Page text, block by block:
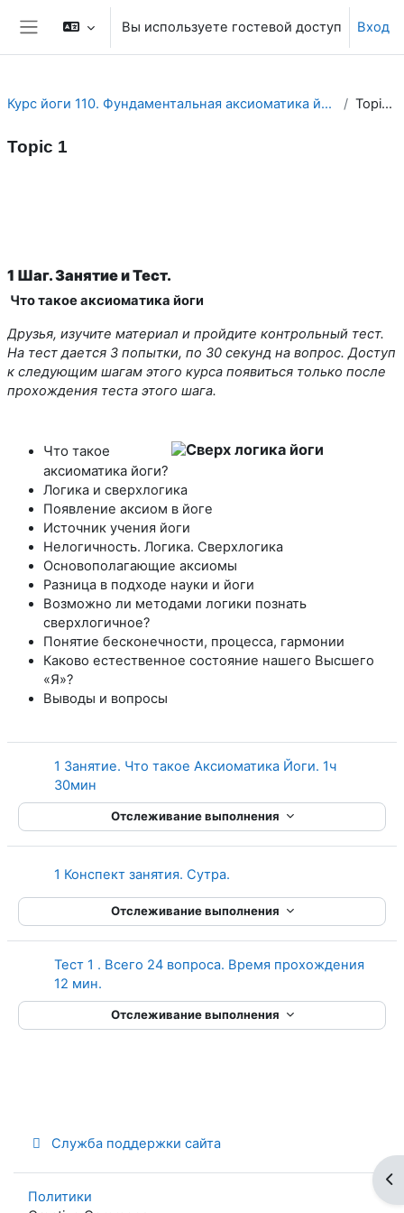
Перейти к основному содержанию
Боковая панель
Вы используете гостевой доступ Вход
Курс йоги 110. Фундаментальная аксиоматика йоги. Topic 1
Topic 1
1 Шаг. Занятие и Тест.
Что такое аксиоматика йоги
Друзья, изучите материал и пройдите контрольный тест.
На тест дается 3 попытки, по 30 секунд на вопрос.Доступ
к следующим шагам этого курса появиться только после
прохождения теста этого шага.
Что такое
аксиоматика йоги?
Логика и сверхлогика
Появление аксиом в йоге
Источник учения йоги
Нелогичность. Логика. Сверхлогика
Основополагающие аксиомы
Разница в подходе науки и йоги
Возможно ли методами логики познать
сверхлогичное?
Понятие бесконечности, процесса, гармонии
Каково естественное состояние нашего Высшего
«Я»?
Выводы и вопросы
1 Занятие. Что такое Аксиоматика Йоги. 1ч
30мин
Отслеживание выполнения
1 Конспект занятия. Сутра.
Отслеживание выполнения
Тест 1 . Всего 24 вопроса. Время прохождения
12 мин.
Отслеживание выполнения
Служба поддержки сайта
Политики